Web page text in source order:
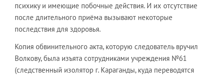
психику и имеющие побочные действия. И их отсутствие
после длительного приёма вызывают некоторые
последствия для здоровья.
Копия обвинительного акта, которую следователь вручил
Волкову, была изъята сотрудниками учреждения №61
(следственный изолятор г. Караганды, куда переводятся